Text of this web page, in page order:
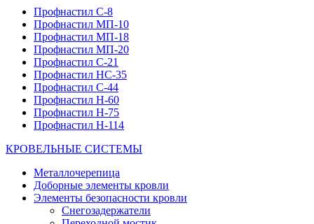
Профнастил С-8
Профнастил МП-10
Профнастил МП-18
Профнастил МП-20
Профнастил С-21
Профнастил НС-35
Профнастил С-44
Профнастил Н-60
Профнастил Н-75
Профнастил Н-114
КРОВЕЛЬНЫЕ СИСТЕМЫ
Металлочерепица
Доборные элементы кровли
Элементы безопасности кровли
Снегозадержатели